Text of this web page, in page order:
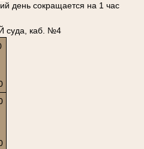
день сокращается на 1 час
суда, каб. №4